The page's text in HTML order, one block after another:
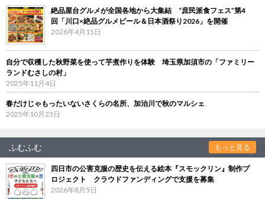
絶品屋台グルメが全国各地から大集結 “庶民派食フェス”第4
回「川口×絶品グルメビール＆日本酒祭り2026」を開催
2026年4月15日
自分で収穫した秋野菜を使って芋煮作りを体験 埼玉県加須市の「ファミリー
ランドむさしの村」
2025年11月4日
春だけじゃもったいないさくらの名所、加治川で秋のマルシェ
2025年10月23日
ふむふむ もっと見る
四日市の公害克服の歴史を伝える絵本『スモックリン』制作プ
ロジェクト クラウドファンディングで支援を募集
2026年8月5日